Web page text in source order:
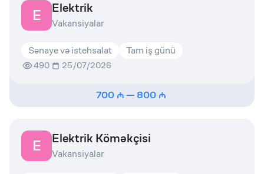
E Elektrik
Vakansiyalar
Sənaye və istehsalat Tam iş günü
490 25/07/2026
700 — 800
E Elektrik Köməkçisi
Vakansiyalar